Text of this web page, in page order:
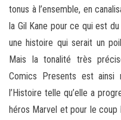
tonus à l’ensemble, en
la Gil Kane pour ce qui est
une histoire qui serait un
Mais la tonalité très
Comics Presents est ainsi
l’Histoire telle qu’elle a
héros Marvel et pour le